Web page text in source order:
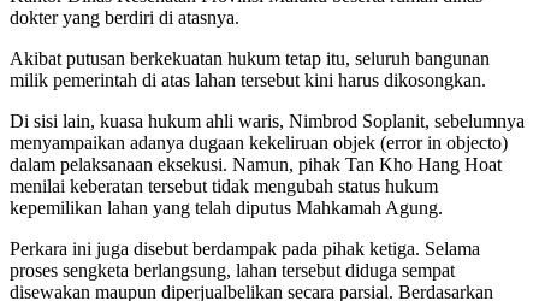
dokter yang berdiri di atasnya.
Akibat putusan berkekuatan hukum tetap itu, seluruh bangunan
milik pemerintah di atas lahan tersebut kini harus dikosongkan.
Di sisi lain, kuasa hukum ahli waris, Nimbrod Soplanit, sebelumnya
menyampaikan adanya dugaan kekeliruan objek (error in objecto)
dalam pelaksanaan eksekusi. Namun, pihak Tan Kho Hang Hoat
menilai keberatan tersebut tidak mengubah status hukum
kepemilikan lahan yang telah diputus Mahkamah Agung.
Perkara ini juga disebut berdampak pada pihak ketiga. Selama
proses sengketa berlangsung, lahan tersebut diduga sempat
disewakan maupun diperjualbelikan secara parsial. Berdasarkan